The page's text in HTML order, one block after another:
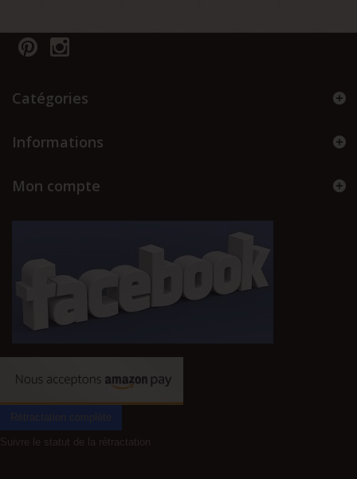
Catégories
Informations
Mon compte
Suivre le statut de la rétractation